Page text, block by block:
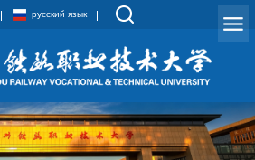
русский язык